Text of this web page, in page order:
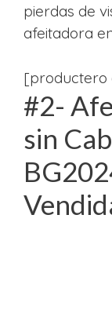
pierdas de
afeitadora
[productero
#2-
sin